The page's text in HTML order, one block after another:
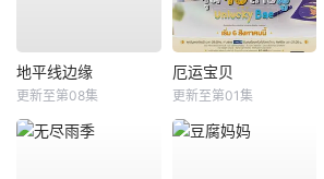
地平线边缘
更新至第08集
厄运宝贝
更新至第01集